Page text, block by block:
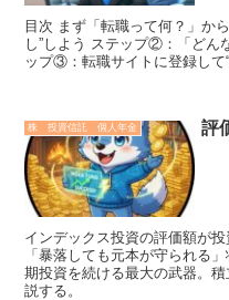
目次 まず「転職って何？」か
し”しよう ステップ②：「どん
ップ③：転職サイトに登録し
株 投資信託 個人年金 評
インデックス投資の評価額が
「暴落しても元本が守られる
期投資を続ける最大の武器。
説する。